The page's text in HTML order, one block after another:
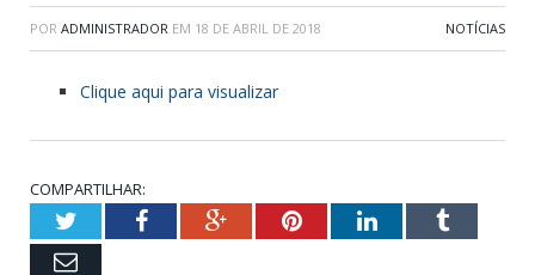
POR ADMINISTRADOR EM 18 DE ABRIL DE 2018 NOTÍCIAS
Clique aqui para visualizar
COMPARTILHAR:
TwitterFacebookGoogle+PinterestLinkedInTumblr
Email